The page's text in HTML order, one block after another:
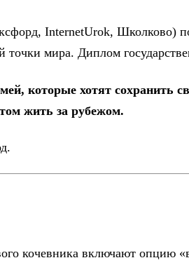
InternetUrok, Школково)
точки мира. Диплом
которые хотят сохранить
жить за рубежом.
кочевника включают опцию